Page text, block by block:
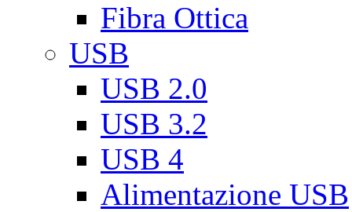
Fibra Ottica
USB
USB 2.0
USB 3.2
USB 4
Alimentazione USB